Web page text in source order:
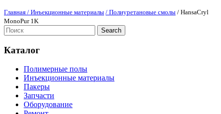
Главная / Инъекционные материалы / Полиуретановые смолы / HansaCryl
MonoPur 1K
Каталог
Полимерные полы
Инъекционные материалы
Пакеры
Запчасти
Оборудование